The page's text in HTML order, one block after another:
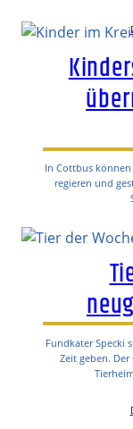
In Cottbus
regieren und
Fundkater Specki
Zeit geben.